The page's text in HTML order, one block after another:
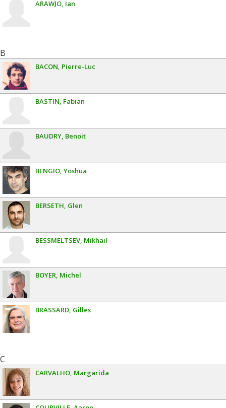
ARAWJO Ian
B
BACON Pierre-Luc
BASTIN Fabian
BAUDRY Benoit
BENGIO Yoshua
BERSETH Glen
BESSMELTSEV Mikhail
BOYER Michel
BRASSARD Gilles
C
CARVALHO Margarida